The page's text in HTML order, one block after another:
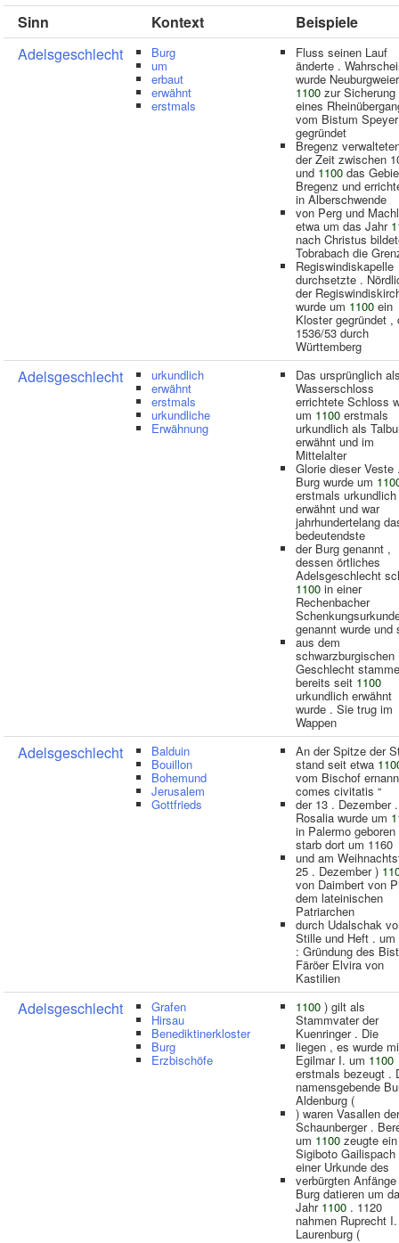
Sinn Kontext
Beispiele
Adelsgeschlecht
Burg
um
erbaut
erwähnt
erstmals
Fluss seinen Lauf
änderte .
wurde Neuburgweier
1100 zur Sicherung
eines
vom Bistum Speyer
gegründet
Bregenz
der Zeit zwischen
und 1100 das
Bregenz und
in Alberschwende
von Perg und
etwa um das Jahr
nach Christus
Tobrabach die
Regiswindiskapelle
durchsetzte .
der
wurde um 1100 ein
Kloster gegründet ,
1536/53 durch
Württemberg
Adelsgeschlecht urkundlich
erwähnt
erstmals
urkundliche
Erwähnung
Das ursprünglich
Wasserschloss
errichtete Schloss
um 1100 erstmals
urkundlich als
erwähnt und im
Mittelalter
Glorie dieser Veste
Burg wurde um
erstmals urkundlich
erwähnt und war
jahrhundertelang
bedeutendste
der Burg genannt ,
dessen örtliches
Adelsgeschlecht
1100 in einer
Rechenbacher
genannt wurde und
aus dem
schwarzburgischen
Geschlecht
bereits seit 1100
urkundlich erwähnt
wurde . Sie trug im
Wappen
Adelsgeschlecht Balduin
Bouillon
Bohemund
Jerusalem
Gottfrieds
An der Spitze der
stand seit etwa
vom Bischof
comes civitatis “
der 13 . Dezember .
Rosalia wurde um
in Palermo geboren
starb dort um 1160
und am
25 . Dezember )
von Daimbert von
dem lateinischen
Patriarchen
durch Udalschak
Stille und Heft . um
: Gründung des
Färöer Elvira von
Kastilien
Adelsgeschlecht Grafen
Hirsau
Benediktinerkloster
Burg
Erzbischöfe
1100 ) gilt als
Stammvater der
Kuenringer . Die
liegen , es wurde
Egilmar I. um 1100
erstmals bezeugt .
namensgebende
Aldenburg (
) waren Vasallen der
Schaunberger .
um 1100 zeugte ein
Sigiboto Gailispach
einer Urkunde des
verbürgten
Burg datieren um
Jahr 1100 . 1120
nahmen Ruprecht
Laurenburg (